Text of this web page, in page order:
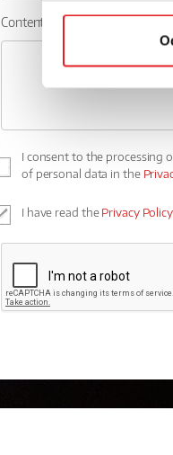
Contents: *
I consent to the processing
of personal data in the
I have read thePrivacy Policy